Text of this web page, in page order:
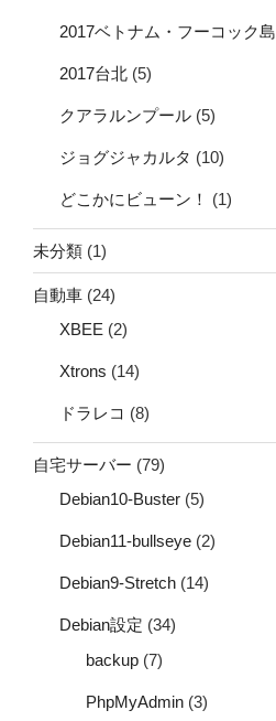
2017ベトナム・フーコック島
2017台北 (5)
クアラルンプール (5)
ジョグジャカルタ (10)
どこかにビューン！ (1)
未分類 (1)
自動車 (24)
XBEE (2)
Xtrons (14)
ドラレコ (8)
自宅サーバー (79)
Debian10-Buster (5)
Debian11-bullseye (2)
Debian9-Stretch (14)
Debian設定 (34)
backup (7)
PhpMyAdmin (3)